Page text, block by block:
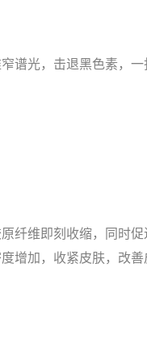
谱光，击退黑色素，
纤维即刻收缩，同时
增加，收紧皮肤，改善